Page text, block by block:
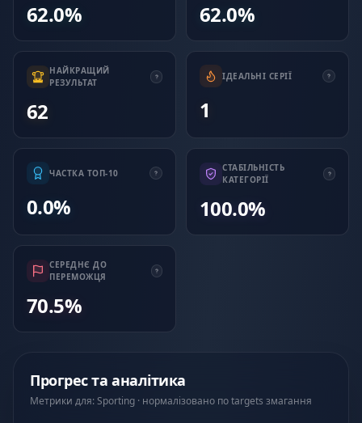
62.0% 62.0%
НАЙКРАЩИЙ
РЕЗУЛЬТАТ
62
ІДЕАЛЬНІ СЕРІЇ
1
ЧАСТКА ТОП-10
0.0%
СТАБІЛЬНІСТЬ
КАТЕГОРІЇ
100.0%
СЕРЕДНЄ ДО
ПЕРЕМОЖЦЯ
70.5%
Прогрес та аналітика
Метрики для: Sporting · нормалізовано по targets змагання